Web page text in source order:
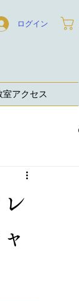
ログイン
室アクセス